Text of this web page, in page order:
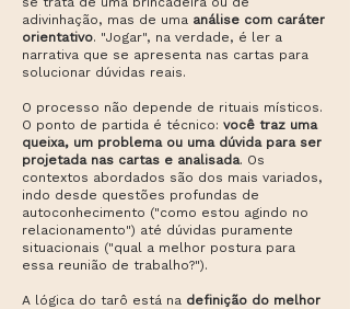
adivinhação, mas de uma análise com caráter
orientativo. "Jogar", na verdade, é ler a
narrativa que se apresenta nas cartas para
solucionar dúvidas reais.
O processo não depende de rituais místicos.
O ponto de partida é técnico: você traz uma
queixa, um problema ou uma dúvida para ser
projetada nas cartas e analisada. Os
contextos abordados são dos mais variados,
indo desde questões profundas de
autoconhecimento ("como estou agindo no
relacionamento") até dúvidas puramente
situacionais ("qual a melhor postura para
essa reunião de trabalho?").
A lógica do tarô está na definição do melhor